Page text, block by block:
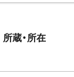
所蔵・所在